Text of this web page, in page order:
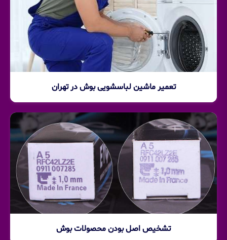
تعمیر ماشین لباسشویی بوش در تهران
تشخیص اصل بودن محصولات بوش